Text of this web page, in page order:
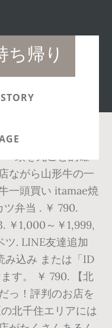
帰り
一頭を丸ごと的確
ながら山形牛の一
一頭買い itamae焼
弁当 . ￥ 790.
￥1,000～￥1,999,
ツ. LINE友達追加
み込み または「ID
す。 ￥ 790. 【北
っ！評判のお店を
北千住エリアには